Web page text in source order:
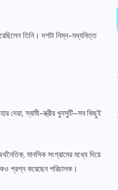
তিনি। দশটা নিম্ন-মধ্যবিত্ত
দেয়া, স্বামী-স্ত্রীর খুনসুটি–সব কিছুই
মানসিক সংগ্রামের মধ্যে দিয়ে
প্রশ্ন করেছেন পরিচালক।